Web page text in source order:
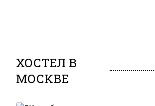
ХОСТЕЛ В
МОСКВЕ